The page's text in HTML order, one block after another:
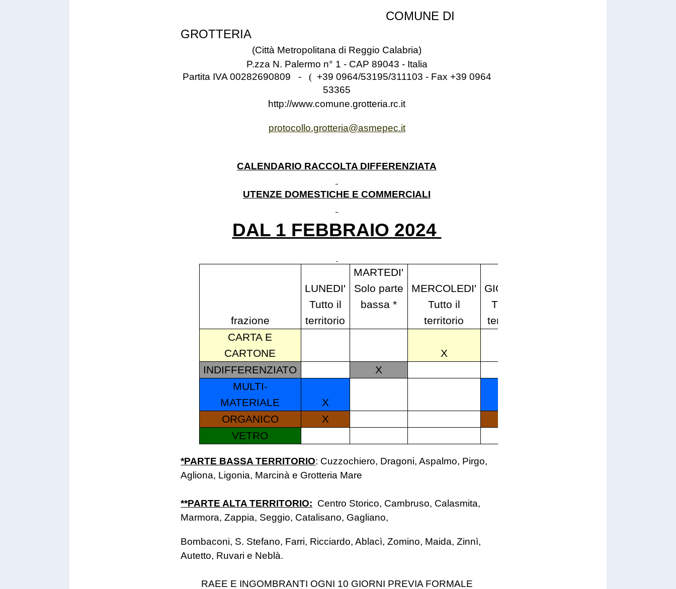
COMUNE DI
GROTTERIA
(Città Metropolitana di Reggio Calabria)
P.zza N. Palermo n° 1 - CAP 89043 - Italia
Partita IVA 00282690809 - (+39 0964/53195/311103 - Fax +39 0964
53365
http://www.comune.grotteria.rc.it
protocollo.grotteria@asmepec.it
CALENDARIO RACCOLTA DIFFERENZIATA
UTENZE DOMESTICHE E COMMERCIALI
DAL 1 FEBBRAIO 2024
frazione
LUNEDI'
Tutto il
territorio
MARTEDI'
Solo parte
bassa *
MERCOLEDI'
Tutto il
territorio
GIOVEDI'
Tutto il
territorio
CARTA E
CARTONE
X
INDIFFERENZIATO
X
MULTI-
MATERIALE
X
ORGANICO
X
VETRO
*PARTE BASSA TERRITORIO: Cuzzochiero, Dragoni, Aspalmo, Pirgo,
Agliona, Ligonia, Marcinà e Grotteria Mare
**PARTE ALTA TERRITORIO: Centro Storico, Cambruso, Calasmita,
Marmora, Zappia, Seggio, Catalisano, Gagliano,
Bombaconi, S. Stefano, Farri, Ricciardo, Ablacì, Zomino, Maida, Zinnì,
Autetto, Ruvari e Neblà.
RAEE E INGOMBRANTI OGNI 10 GIORNI PREVIA FORMALE